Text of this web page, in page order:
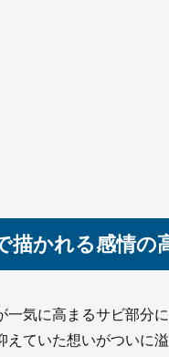
描かれる感情の
一気に高まるサビ部分
ていた想いがついに